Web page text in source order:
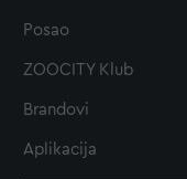
Posao
ZOOCITY Klub
Brandovi
Aplikacija